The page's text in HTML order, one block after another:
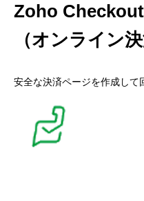
Zoho Checkout
（オンライン
安全な決済ページを作成して